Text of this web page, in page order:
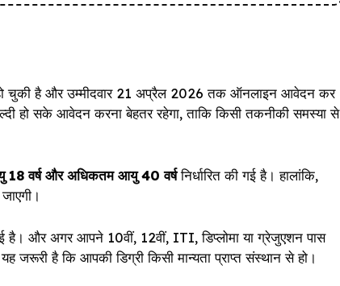
चुकी है और उम्मीदवार 21 अप्रैल 2026 तक ऑनलाइन आवेदन कर
हो सके आवेदन करना बेहतर रहेगा, ताकि किसी तकनीकी समस्या से
18 वर्ष और अधिकतम आयु 40 वर्षनिर्धारित की गई है। हालांकि,
है। और अगर आपने 10वीं, 12वीं, ITI, डिप्लोमा या ग्रेजुएशन पास
है कि आपकी डिग्री किसी मान्यता प्राप्त संस्थान से हो।